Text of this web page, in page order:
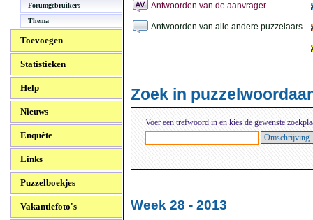
Forumgebruikers
Thema
Toevoegen
Statistieken
Help
Nieuws
Enquête
Links
Puzzelboekjes
Vakantiefoto's
Antwoorden van de aanvrager
Antwoorden van alle andere puzzelaars
Zoek in
Voer een trefwoord in en kies de gewenste
Week 28 - 2013